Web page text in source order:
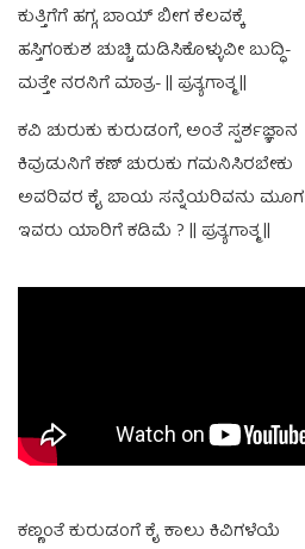
ಕುತ್ತಿಗೆಗೆ ಹಗ್ಗ, ಬಾಯ್ ಬೀಗ ಕೆಲವಕ್ಕೆ
ಹಸ್ತಿಗಂಕುಶ ಚುಚ್ಚಿ ದುಡಿಸಿಕೊಳ್ಳುವೀ ಬುದ್ಧಿ-
ಮತ್ತೇ ನರನಿಗೆ ಮಾತ್ರ- || ಪ್ರತ್ಯಗಾತ್ಮ ||
ಕವಿ ಚುರುಕು ಕುರುಡಂಗೆ, ಅಂತೆ ಸ್ಪರ್ಶಜ್ಞಾನ
ಕಿವುಡುನಿಗೆ ಕಣ್ ಚುರುಕು ಗಮನಿಸಿರಬೇಕು
ಅವರಿವರ ಕೈ ಬಾಯ ಸನ್ನೆಯರಿವನು ಮೂಗ
ಇವರು ಯಾರಿಗೆ ಕಡಿಮೆ ? || ಪ್ರತ್ಯಗಾತ್ಮ ||
ಕಣ್ಣಂತೆ ಕುರುಡಂಗೆ ಕೈ ಕಾಲು ಕಿವಿಗಳೆಯೆ